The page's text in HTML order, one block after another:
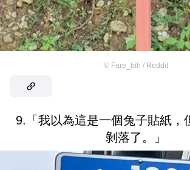
© Fare_bih / Reddit
9.「我以為這是一個兔子貼紙，
剝落了。」